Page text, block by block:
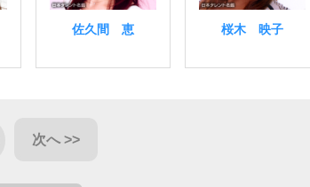
佐久間 恵 桜木 映子
次へ >>